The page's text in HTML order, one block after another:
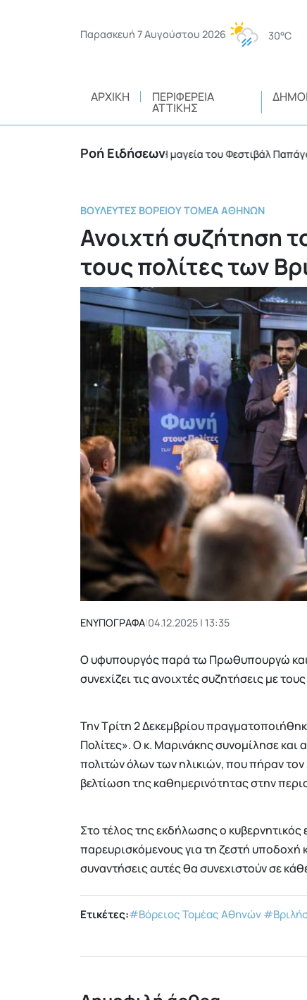
Παρασκευή 7 Αυγούστου 2026 30°C
ΑΡΧΙΚΉ ΠΕΡΙΦΈΡΕΙΑ
ΑΤΤΙΚΉΣ
ΔΉΜΟΙ
Ροή ΕιδήσεωνΗ μαγεία του Φεστιβάλ Παπάγου –
ΒΟΥΛΕΥΤΈΣ ΒΌΡΕΙΟΥ ΤΟΜΈΑ ΑΘΗΝΏΝ
Ανοιχτή συζήτηση
τους πολίτες των
ΕΝΥΠΟΓΡΑΦΑ|04.12.2025 | 13:35
Ο υφυπουργός παρά τω Πρωθυπουργώ
συνεχίζει τις ανοιχτές συζητήσεις με
Την Τρίτη 2 Δεκεμβρίου
Πολίτες». Ο κ. Μαρινάκης συνομίλησε και
πολιτών όλων των ηλικιών, που πήραν
βελτίωση της καθημερινότητας στην
Στο τέλος της εκδήλωσης ο
παρευρισκόμενους για τη ζεστή υποδοχή
συναντήσεις αυτές θα συνεχιστούν σε
Ετικέτες:#Βόρειος Τομέας Αθηνών